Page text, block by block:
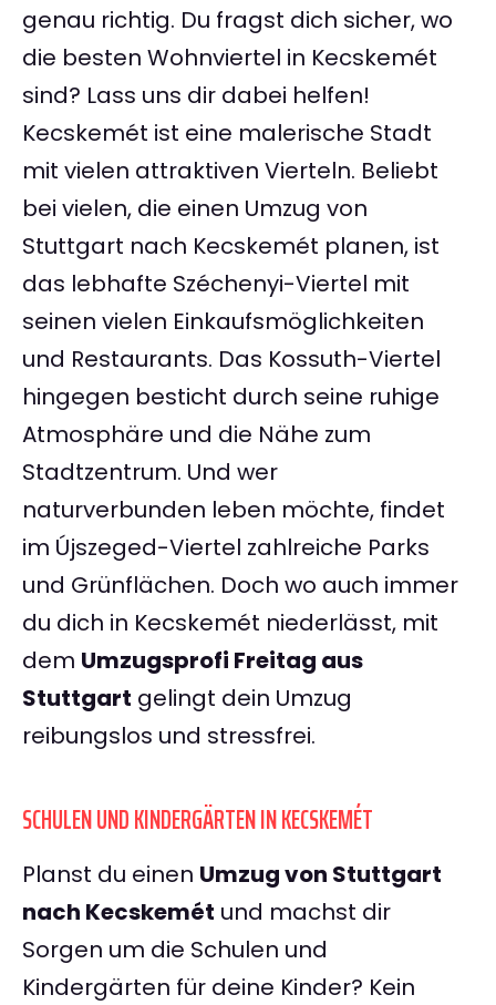
genau richtig. Du fragst dich sicher, wo
die besten Wohnviertel in Kecskemét
sind? Lass uns dir dabei helfen!
Kecskemét ist eine malerische Stadt
mit vielen attraktiven Vierteln. Beliebt
bei vielen, die einen Umzug von
Stuttgart nach Kecskemét planen, ist
das lebhafte Széchenyi-Viertel mit
seinen vielen Einkaufsmöglichkeiten
und Restaurants. Das Kossuth-Viertel
hingegen besticht durch seine ruhige
Atmosphäre und die Nähe zum
Stadtzentrum. Und wer
naturverbunden leben möchte, findet
im Újszeged-Viertel zahlreiche Parks
und Grünflächen. Doch wo auch immer
du dich in Kecskemét niederlässt, mit
dem Umzugsprofi Freitag aus
Stuttgart gelingt dein Umzug
reibungslos und stressfrei.
SCHULEN UND KINDERGÄRTEN IN KECSKEMÉT
Planst du einen Umzug von Stuttgart
nach Kecskemét und machst dir
Sorgen um die Schulen und
Kindergärten für deine Kinder? Kein